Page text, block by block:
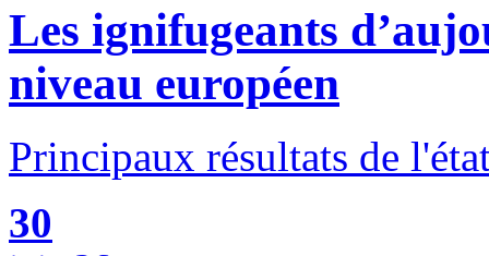
Les ignifugeants
niveau européen
Principaux résultats de
30